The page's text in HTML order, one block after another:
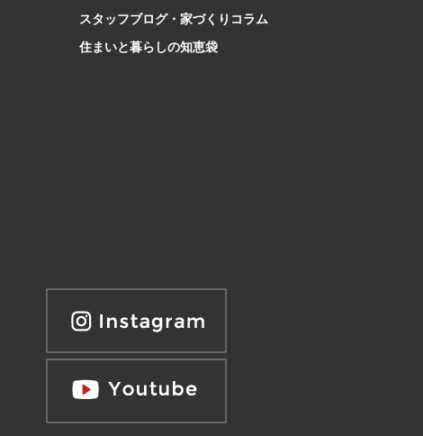
スタッフブログ・家づくりコラム
住まいと暮らしの知恵袋